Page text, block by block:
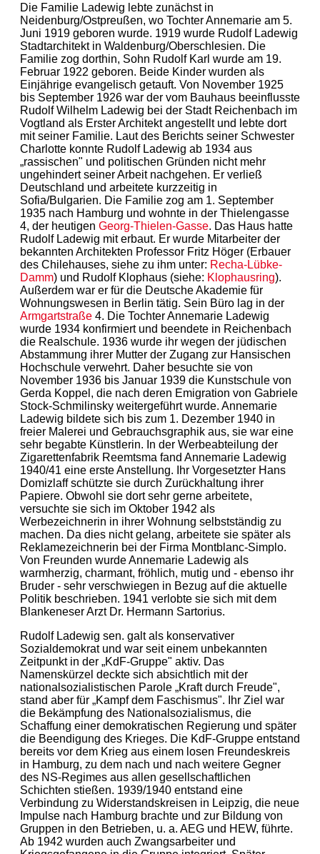
Die Familie Ladewig lebte zunächst in
Neidenburg/Ostpreußen, wo Tochter Annemarie am 5.
Juni 1919 geboren wurde. 1919 wurde Rudolf Ladewig
Stadtarchitekt in Waldenburg/Oberschlesien. Die
Familie zog dorthin, Sohn Rudolf Karl wurde am 19.
Februar 1922 geboren. Beide Kinder wurden als
Einjährige evangelisch getauft. Von November 1925
bis September 1926 war der vom Bauhaus beeinflusste
Rudolf Wilhelm Ladewig bei der Stadt Reichenbach im
Vogtland als Erster Architekt angestellt und lebte dort
mit seiner Familie. Laut des Berichts seiner Schwester
Charlotte konnte Rudolf Ladewig ab 1934 aus
„rassischen" und politischen Gründen nicht mehr
ungehindert seiner Arbeit nachgehen. Er verließ
Deutschland und arbeitete kurzzeitig in
Sofia/Bulgarien. Die Familie zog am 1. September
1935 nach Hamburg und wohnte in der Thielengasse
4, der heutigen Georg-Thielen-Gasse. Das Haus hatte
Rudolf Ladewig mit erbaut. Er wurde Mitarbeiter der
bekannten Architekten Professor Fritz Höger (Erbauer
des Chilehauses, siehe zu ihm unter: Recha-Lübke-
Damm) und Rudolf Klophaus (siehe: Klophausring).
Außerdem war er für die Deutsche Akademie für
Wohnungswesen in Berlin tätig. Sein Büro lag in der
Armgartstraße 4. Die Tochter Annemarie Ladewig
wurde 1934 konfirmiert und beendete in Reichenbach
die Realschule. 1936 wurde ihr wegen der jüdischen
Abstammung ihrer Mutter der Zugang zur Hansischen
Hochschule verwehrt. Daher besuchte sie von
November 1936 bis Januar 1939 die Kunstschule von
Gerda Koppel, die nach deren Emigration von Gabriele
Stock-Schmilinsky weitergeführt wurde. Annemarie
Ladewig bildete sich bis zum 1. Dezember 1940 in
freier Malerei und Gebrauchsgraphik aus, sie war eine
sehr begabte Künstlerin. In der Werbeabteilung der
Zigarettenfabrik Reemtsma fand Annemarie Ladewig
1940/41 eine erste Anstellung. Ihr Vorgesetzter Hans
Domizlaff schützte sie durch Zurückhaltung ihrer
Papiere. Obwohl sie dort sehr gerne arbeitete,
versuchte sie sich im Oktober 1942 als
Werbezeichnerin in ihrer Wohnung selbstständig zu
machen. Da dies nicht gelang, arbeitete sie später als
Reklamezeichnerin bei der Firma Montblanc-Simplo.
Von Freunden wurde Annemarie Ladewig als
warmherzig, charmant, fröhlich, mutig und - ebenso ihr
Bruder - sehr verschwiegen in Bezug auf die aktuelle
Politik beschrieben. 1941 verlobte sie sich mit dem
Blankeneser Arzt Dr. Hermann Sartorius.
Rudolf Ladewig sen. galt als konservativer
Sozialdemokrat und war seit einem unbekannten
Zeitpunkt in der „KdF-Gruppe" aktiv. Das
Namenskürzel deckte sich absichtlich mit der
nationalsozialistischen Parole „Kraft durch Freude",
stand aber für „Kampf dem Faschismus". Ihr Ziel war
die Bekämpfung des Nationalsozialismus, die
Schaffung einer demokratischen Regierung und später
die Beendigung des Krieges. Die KdF-Gruppe entstand
bereits vor dem Krieg aus einem losen Freundeskreis
in Hamburg, zu dem nach und nach weitere Gegner
des NS-Regimes aus allen gesellschaftlichen
Schichten stießen. 1939/1940 entstand eine
Verbindung zu Widerstandskreisen in Leipzig, die neue
Impulse nach Hamburg brachte und zur Bildung von
Gruppen in den Betrieben, u. a. AEG und HEW, führte.
Ab 1942 wurden auch Zwangsarbeiter und